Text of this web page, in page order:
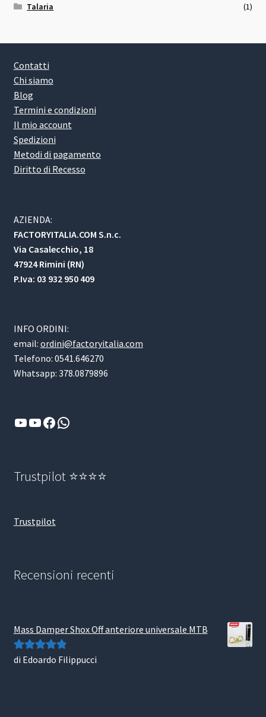
Talaria
(1)
Contatti
Chi siamo
Blog
Termini e condizioni
Il mio account
Spedizioni
Metodi di pagamento
Diritto di Recesso
AZIENDA:
FACTORYITALIA.COM S.n.c.
Via Casalecchio, 18
47924 Rimini (RN)
P.Iva: 03 932 950 409
INFO ORDINI:
email: ordini@factoryitalia.com
Telefono: 0541.646270
Whatsapp: 378.0879896
YouTube
YouTube
Facebook
WhatsApp
Trustpilot ⭐⭐⭐⭐
Trustpilot
Recensioni recenti
Mass Damper Shox Off anteriore universale MTB
Valutato5su
di Edoardo Filippucci